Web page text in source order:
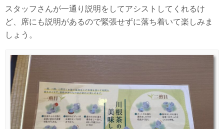
スタッフさんが一通り説明をしてアシストしてくれるけ
ど、席にも説明があるので緊張せずに落ち着いて楽しみま
しょう。